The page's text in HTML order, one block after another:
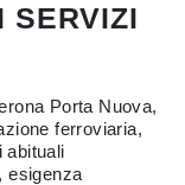
SERVIZI
Porta Nuova,
ferroviaria,
abituali
esigenza